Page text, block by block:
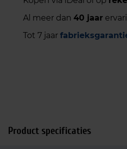
Al meer dan 40 jaar
Tot 7 jaar
Product specificaties